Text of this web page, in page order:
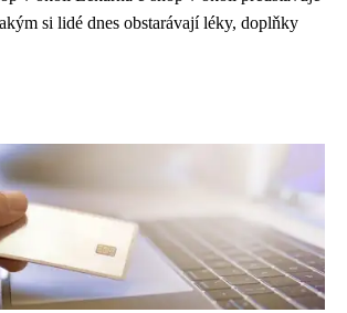
si lidé dnes obstarávají léky, doplňky